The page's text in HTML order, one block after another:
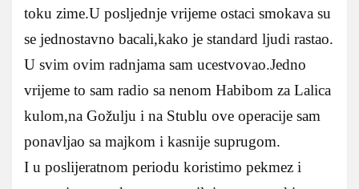
toku zime.U posljednje vrijeme ostaci smokava su
se jednostavno bacali,kako je standard ljudi rastao.
U svim ovim radnjama sam ucestvovao.Jedno
vrijeme to sam radio sa nenom Habibom za Lalica
kulom,na Gožulju i na Stublu ove operacije sam
ponavljao sa majkom i kasnije suprugom.
I u poslijeratnom periodu koristimo pekmez i